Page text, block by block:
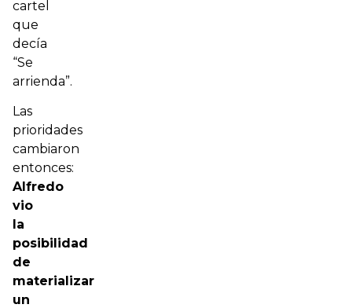
cartel
que
decía
“Se
arrienda”.
Las
prioridades
cambiaron
entonces:
Alfredo
vio
la
posibilidad
de
materializar
un